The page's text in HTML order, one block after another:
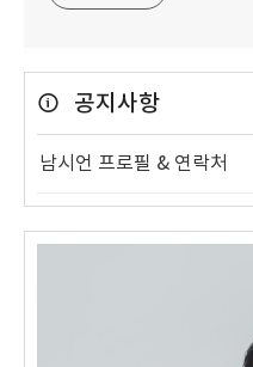
공지사항
남시언 프로필 & 연락처